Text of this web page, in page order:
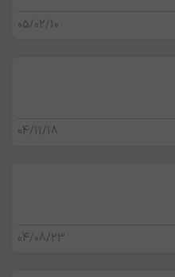
05/02/10
04/11/18
04/08/23